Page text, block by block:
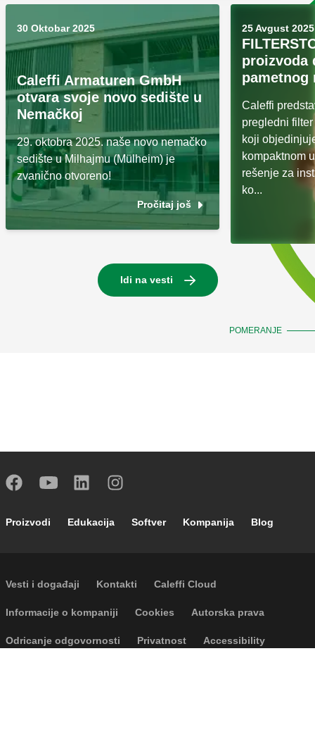
30 Oktobar 2025
Caleffi Armaturen GmbH
otvara svoje novo sedište u
Nemačkoj
29. oktobra 2025. naše novo nemačko
sedište u Milhajmu (Mülheim) je
zvanično otvoreno!
Pročitaj još
25 Avgust 2025
proizvoda
pametnog
Caleffi
pregledni
koji
kompaktnom
rešenje za
ko...
POMERANJE
Idi na vesti
Footer main navigation
Proizvodi Edukacija Softver Kompanija Blog
Footer secondary navigation
Vesti i događaji Kontakti Caleffi Cloud
Footer menu
Informacije o kompaniji Cookies Autorska prava
Odricanje odgovornosti Privatnost Accessibility